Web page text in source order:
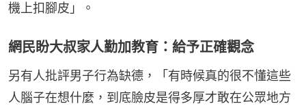
機上扣腳皮」。
網民盼大叔家人勤加教育：給予正確觀念
另有人批評男子行為缺德，「有時候真的很不懂這些
人腦子在想什麼，到底臉皮是得多厚才敢在公眾地方